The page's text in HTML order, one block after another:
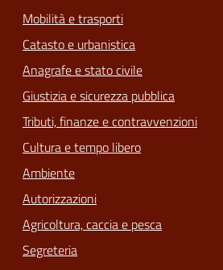
Mobilità e trasporti
Catasto e urbanistica
Anagrafe e stato civile
Giustizia e sicurezza pubblica
Tributi, finanze e contravvenzioni
Cultura e tempo libero
Ambiente
Autorizzazioni
Agricoltura, caccia e pesca
Segreteria